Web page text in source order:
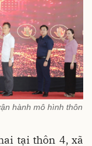
hành mô hình thôn
tại thôn 4, xã